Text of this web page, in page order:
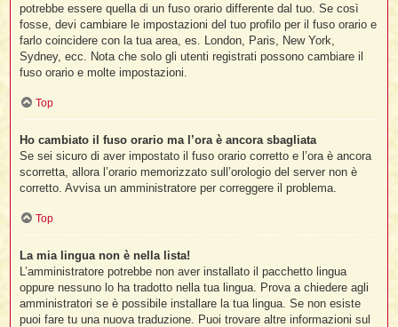
potrebbe essere quella di un fuso orario differente dal tuo. Se così
fosse, devi cambiare le impostazioni del tuo profilo per il fuso orario e
farlo coincidere con la tua area, es. London, Paris, New York,
Sydney, ecc. Nota che solo gli utenti registrati possono cambiare il
fuso orario e molte impostazioni.
Top
Ho cambiato il fuso orario ma l’ora è ancora sbagliata
Se sei sicuro di aver impostato il fuso orario corretto e l’ora è ancora
scorretta, allora l’orario memorizzato sull’orologio del server non è
corretto. Avvisa un amministratore per correggere il problema.
Top
La mia lingua non è nella lista!
L’amministratore potrebbe non aver installato il pacchetto lingua
oppure nessuno lo ha tradotto nella tua lingua. Prova a chiedere agli
amministratori se è possibile installare la tua lingua. Se non esiste
puoi fare tu una nuova traduzione. Puoi trovare altre informazioni sul